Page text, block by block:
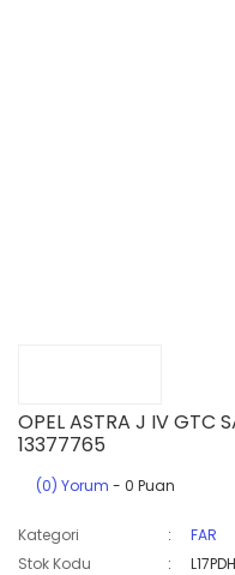
OPEL ASTRA J IV GTC
13377765
(0) Yorum - 0 Puan
Kategori
FAR
Stok Kodu